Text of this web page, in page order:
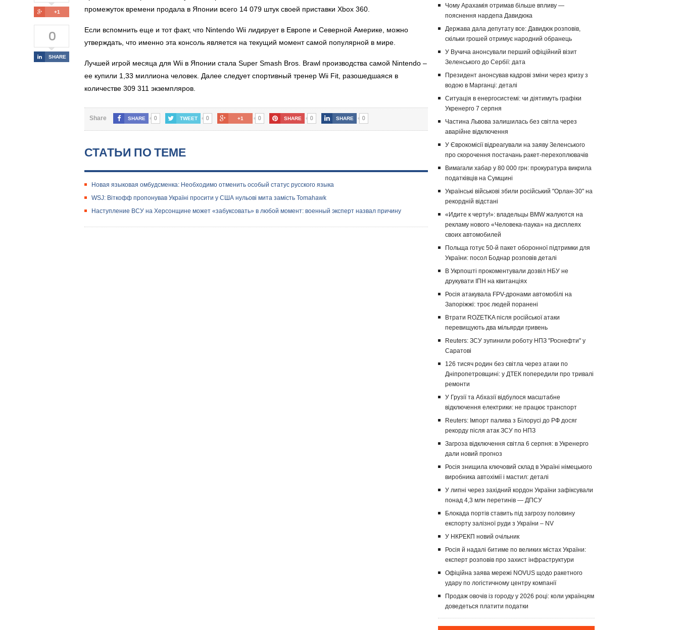
+1
0
SHARE
промежуток времени продала в Японии всего 14 079 штук своей приставки Xbox 360.
Если вспомнить еще и тот факт, что Nintendo Wii лидирует в Европе и Северной Америке, можно
утверждать, что именно эта консоль является на текущий момент самой популярной в мире.
Лучшей игрой месяца для Wii в Японии стала Super Smash Bros. Brawl производства самой Nintendo –
ее купили 1,33 миллиона человек. Далее следует спортивный тренер Wii Fit, разошедшаяся в
количестве 309 311 экземпляров.
Share SHARE 0 TWEET 0 +1 0 SHARE 0 SHARE 0
СТАТЬИ ПО ТЕМЕ
Новая языковая омбудсменка: Необходимо отменить особый статус русского языка
WSJ: Віткофф пропонував Україні просити у США нульові мита замість Tomahawk
Наступление ВСУ на Херсонщине может «забуксовать» в любой момент: военный эксперт назвал причину
Чому Арахамія отримав більше впливу —
пояснення нардепа Давидюка
Держава дала депутату все: Давидюк розповів,
скільки грошей отримує народний обранець
У Вучича анонсували перший офіційний візит
Зеленського до Сербії: дата
Президент анонсував кадрові зміни через кризу з
водою в Марганці: деталі
Ситуація в енергосистемі: чи діятимуть графіки
Укренерго 7 серпня
Частина Львова залишилась без світла через
аварійне відключення
У Єврокомісії відреагували на заяву Зеленського
про скорочення постачань ракет-перехоплювачів
Вимагали хабар у 80 000 грн: прокуратура викрила
податківців на Сумщині
Українські військові збили російський "Орлан-30" на
рекордній відстані
«Идите к черту!»: владельцы BMW жалуются на
рекламу нового «Человека-паука» на дисплеях
своих автомобилей
Польща готує 50-й пакет оборонної підтримки для
України: посол Боднар розповів деталі
В Укрпошті прокоментували дозвіл НБУ не
друкувати ІПН на квитанціях
Росія атакувала FPV-дронами автомобілі на
Запоріжжі: троє людей поранені
Втрати ROZETKA після російської атаки
перевищують два мільярди гривень
Reuters: ЗСУ зупинили роботу НПЗ "Роснефти" у
Саратові
126 тисяч родин без світла через атаки по
Дніпропетровщині: у ДТЕК попередили про тривалі
ремонти
У Грузії та Абхазії відбулося масштабне
відключення електрики: не працює транспорт
Reuters: Імпорт палива з Білорусі до РФ досяг
рекорду після атак ЗСУ по НПЗ
Загроза відключення світла 6 серпня: в Укренерго
дали новий прогноз
Росія знищила ключовий склад в Україні німецького
виробника автохімії і мастил: деталі
У липні через західний кордон України зафіксували
понад 4,3 млн перетинів — ДПСУ
Блокада портів ставить під загрозу половину
експорту залізної руди з України – NV
У НКРЕКП новий очільник
Росія й надалі битиме по великих містах України:
експерт розповів про захист інфраструктури
Офіційна заява мережі NOVUS щодо ракетного
удару по логістичному центру компанії
Продаж овочів із городу у 2026 році: коли українцям
доведеться платити податки